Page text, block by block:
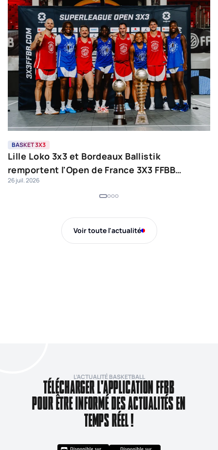
BASKET 3X3
Lille Loko 3x3 et Bordeaux Ballistik
remportent l'Open de France 3X3 FFBB
2026
26 juil. 2026
Voir toute l'actualité
L’ACTUALITÉ BASKETBALL
TÉLÉCHARGER L'APPLICATION FFBB
POUR ÊTRE INFORMÉ DES ACTUALITÉS EN
TEMPS RÉEL !